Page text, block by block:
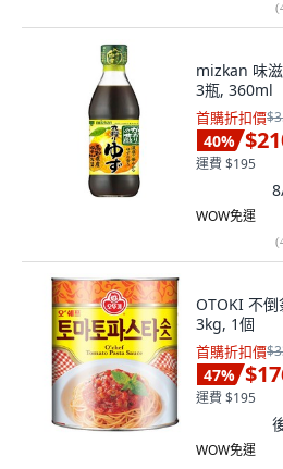
(
mizkan 味
3瓶, 360ml
首購折扣價
40%
運費 $195
WOW免運
(
OTOKI 不
3kg, 1個
首購折扣價
47%
運費 $195
WOW免運